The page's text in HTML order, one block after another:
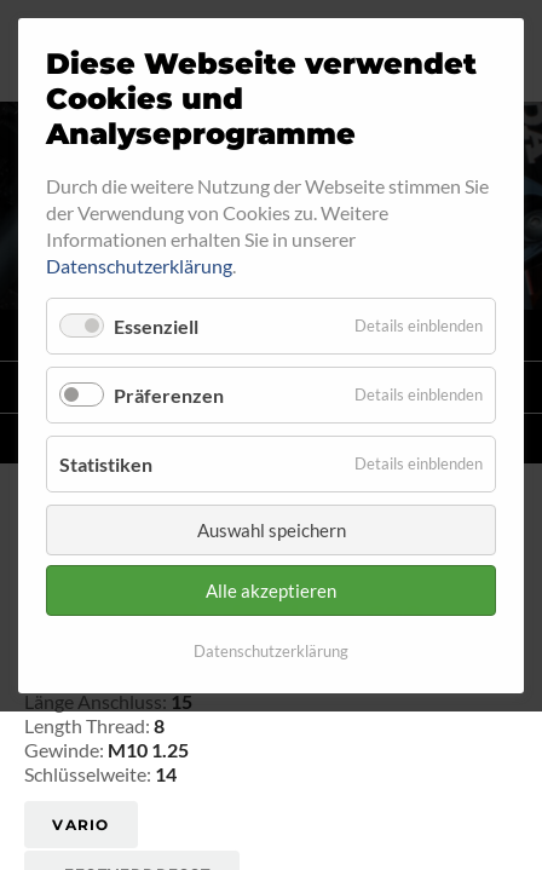
INNENGEWINDE - LOSE 620
VARIO
STAHLFLEX -LEITUNGSKITS FÜR MOTORRÄDER
EINZELLEITUNGENNACH MASS
Innengewinde - lose 620
Länge Anschluss: 15
Length Thread: 8
Gewinde: M10 1.25
Schlüsselweite: 14
VARIO
Diese Webseite verwendet
Cookies und
Analyseprogramme
Durch die weitere Nutzung der Webseite stimmen Sie
der Verwendung von Cookies zu. Weitere
Informationen erhalten Sie in unserer
Datenschutzerklärung.
Essenziell Details einblenden
Präferenzen Details einblenden
Statistiken Details einblenden
Auswahl speichern
Alle akzeptieren
Datenschutzerklärung
Motorrad
Industrie
Automobil
Fahrrad
Ringfitting
Aussengewinde
Innengewinde
Hohlschrauben
Verteiler
Katalog
Jobs